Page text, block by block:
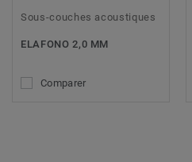
Sous-couches acoustiques
ELAFONO 2,0 MM
Comparer